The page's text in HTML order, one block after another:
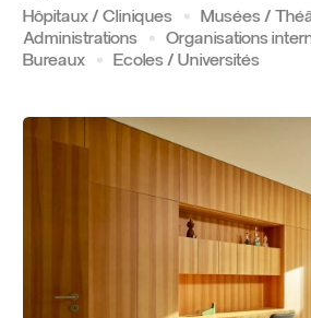
Hôpitaux / Cliniques
Musées /
Administrations
Organisations
Bureaux
Ecoles / Universités